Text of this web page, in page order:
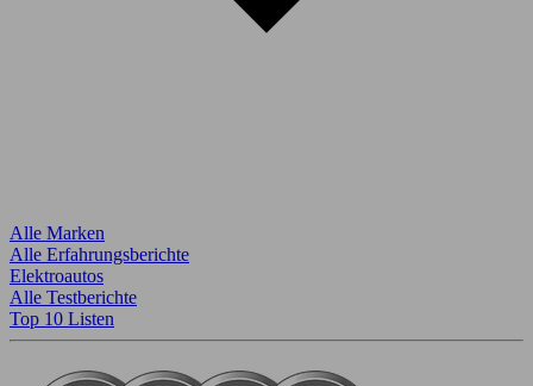
Alle Marken
Alle Erfahrungsberichte
Elektroautos
Alle Testberichte
Top 10 Listen